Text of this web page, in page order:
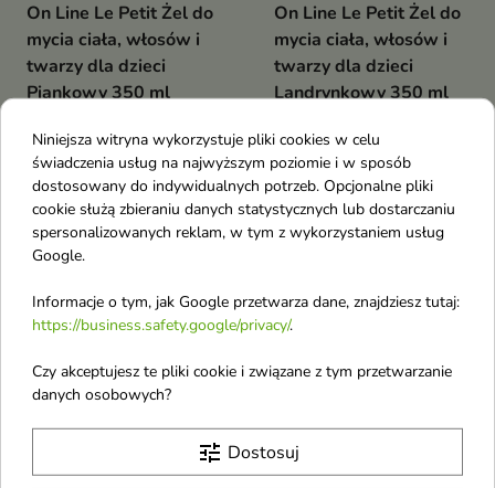
On Line Le Petit Żel do
mycia ciała, włosów i
twarzy dla dzieci
Piankowy 350 ml
codziennego mycia ciała, twarzy
i włosów dzieci.
On Line Le Petit Żel do
mycia ciała, włosów i
twarzy dla dzieci
Landrynkowy 350 ml
codziennego mycia ciała, twarzy
i włosów dzieci.
Nowość favorite_border
On Line Le Petit Żel do
Nowość favorite_border
On Line Le Petit Żel do
mycia ciała, włosów i
Niniejsza witryna wykorzystuje pliki cookies w celu
świadczenia usług na najwyższym poziomie i w sposób
dostosowany do indywidualnych potrzeb. Opcjonalne pliki
cookie służą zbieraniu danych statystycznych lub dostarczaniu
spersonalizowanych reklam, w tym z wykorzystaniem usług
Google.
Informacje o tym, jak Google przetwarza dane, znajdziesz tutaj:
https://business.safety.google/privacy/.
Czy akceptujesz te pliki cookie i związane z tym przetwarzanie
danych osobowych?
tune Dostosuj